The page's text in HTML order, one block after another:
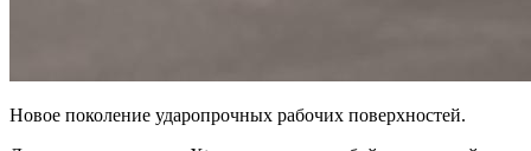
Новое поколение ударопрочных рабочих поверхностей.